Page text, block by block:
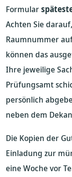
Formular
Achten Sie
Raumnummer
können das
Ihre jeweilige
Prüfungsamt
persönlich
neben dem
Die Kopien der
Einladung zur
eine Woche vor